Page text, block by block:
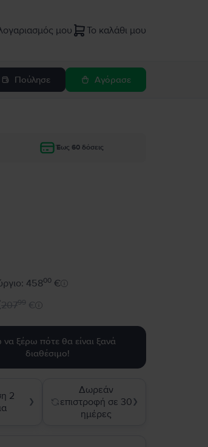
μου Το καλάθι μου
Πούλησε Αγόρασε
Έως 60 δόσεις
45800€
20799 €
ξέρω πότε θα είναι ξανά
διαθέσιμο!
2
❯
Δωρεάν
επιστροφή σε 30
ημέρες
❯